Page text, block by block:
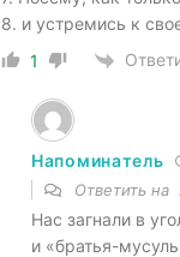
8. и устремись к
1
Напоминатель
Ответить на
Нас загнали в
и «братья-